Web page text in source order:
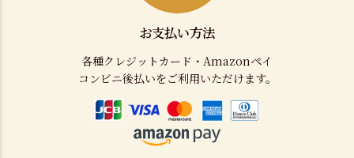
お支払い方法
各種クレジットカード・Amazonペイ
コンビニ後払いをご利用いただけます。